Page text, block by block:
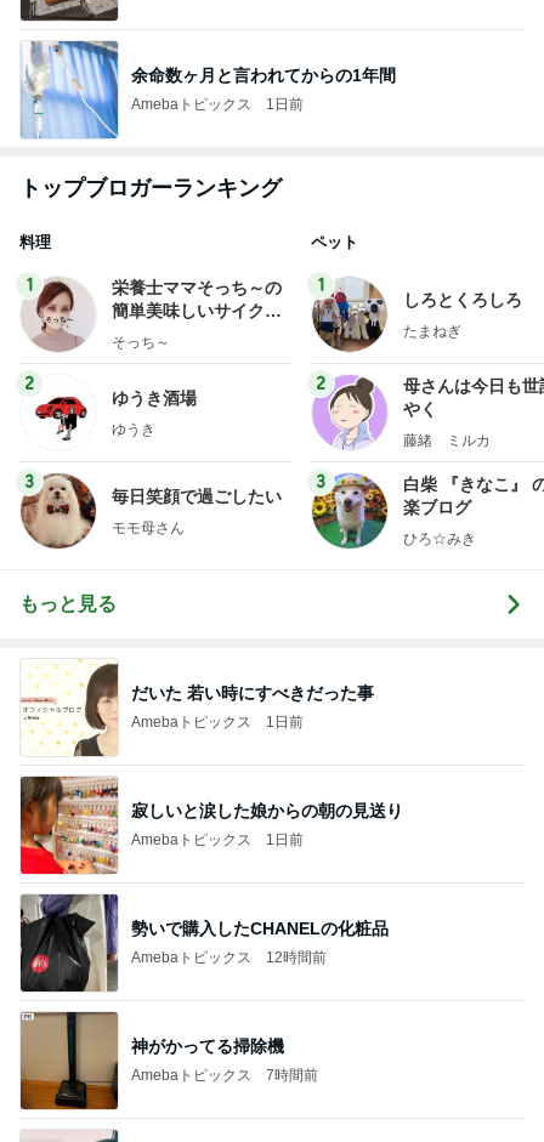
余命数ヶ月と言われてからの1年間
Amebaトピックス 1日前
トップブロガーランキング
料理
1
栄養士ママそっち～の
簡単美味しいサイクル
献立
そっち～
2
ゆうき酒場
ゆうき
3
毎日笑顔で過ごしたい
モモ母さん
ペット
1
しろとくろしろ
たまねぎ
2
母さんは今日も世
やく
藤緒 ミルカ
3
白柴 『きなこ』
楽ブログ
ひろ☆みき
もっと見る
だいた 若い時にすべきだった事
Amebaトピックス 1日前
寂しいと涙した娘からの朝の見送り
Amebaトピックス 1日前
勢いで購入したCHANELの化粧品
Amebaトピックス 12時間前
神がかってる掃除機
Amebaトピックス 7時間前